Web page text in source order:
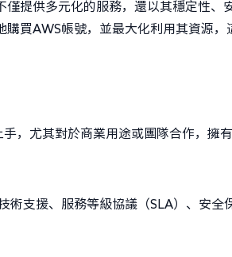
僅提供多元化的服務，還以其穩定性、
購買AWS帳號，並最大化利用其資源
，尤其對於商業用途或團隊合作，擁
術支援、服務等級協議（SLA）、安全